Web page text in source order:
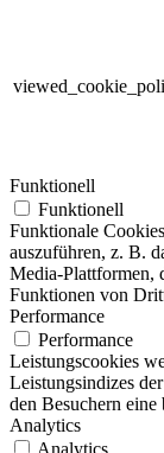
Funktionell
Funktionell
Funktionale
auszuführen, z. B.
Media-Plattformen,
Funktionen von
Performance
Performance
Leistungscookies
Leistungsindizes
den Besuchern eine
Analytics